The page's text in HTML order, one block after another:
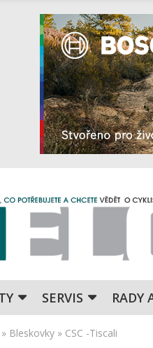
SERVIS RADY
» Bleskovky » CSC -Tiscali